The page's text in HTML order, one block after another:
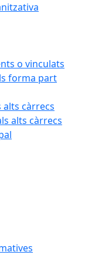
o vinculats
forma part
alts càrrecs
alts càrrecs